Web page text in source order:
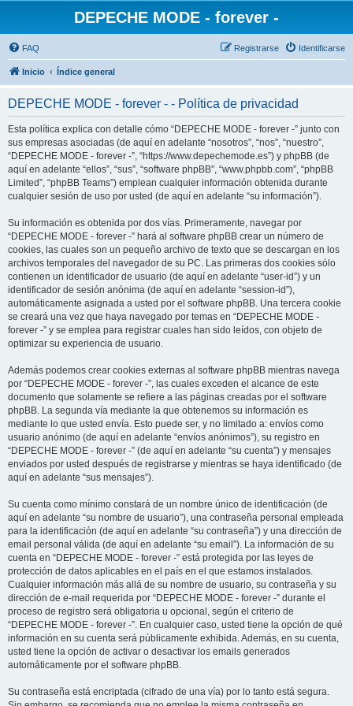
DEPECHE MODE - forever -
FAQ Identificarse
Registrarse
Inicio Índice general
DEPECHE MODE - forever - - Política de privacidad
Esta política explica con detalle cómo “DEPECHE MODE - forever -” junto con
sus empresas asociadas (de aquí en adelante “nosotros”, “nos”, “nuestro”,
“DEPECHE MODE - forever -”, “https://www.depechemode.es”) y phpBB (de
aquí en adelante “ellos”, “sus”, “software phpBB”, “www.phpbb.com”, “phpBB
Limited”, “phpBB Teams”) emplean cualquier información obtenida durante
cualquier sesión de uso por usted (de aquí en adelante “su información”).
Su información es obtenida por dos vías. Primeramente, navegar por
“DEPECHE MODE - forever -” hará al software phpBB crear un número de
cookies, las cuales son un pequeño archivo de texto que se descargan en los
archivos temporales del navegador de su PC. Las primeras dos cookies sólo
contienen un identificador de usuario (de aquí en adelante “user-id”) y un
identificador de sesión anónima (de aquí en adelante “session-id”),
automáticamente asignada a usted por el software phpBB. Una tercera cookie
se creará una vez que haya navegado por temas en “DEPECHE MODE -
forever -” y se emplea para registrar cuales han sido leídos, con objeto de
optimizar su experiencia de usuario.
Además podemos crear cookies externas al software phpBB mientras navega
por “DEPECHE MODE - forever -”, las cuales exceden el alcance de este
documento que solamente se refiere a las páginas creadas por el software
phpBB. La segunda vía mediante la que obtenemos su información es
mediante lo que usted envía. Esto puede ser, y no limitado a: envíos como
usuario anónimo (de aquí en adelante “envíos anónimos”), su registro en
“DEPECHE MODE - forever -” (de aquí en adelante “su cuenta”) y mensajes
enviados por usted después de registrarse y mientras se haya identificado (de
aquí en adelante “sus mensajes”).
Su cuenta como mínimo constará de un nombre único de identificación (de
aquí en adelante “su nombre de usuario”), una contraseña personal empleada
para la identificación (de aquí en adelante “su contraseña”) y una dirección de
email personal válida (de aquí en adelante “su email”). La información de su
cuenta en “DEPECHE MODE - forever -” está protegida por las leyes de
protección de datos aplicables en el país en el que estamos instalados.
Cualquier información más allá de su nombre de usuario, su contraseña y su
dirección de e-mail requerida por “DEPECHE MODE - forever -” durante el
proceso de registro será obligatoria u opcional, según el criterio de
“DEPECHE MODE - forever -”. En cualquier caso, usted tiene la opción de qué
información en su cuenta será públicamente exhibida. Además, en su cuenta,
usted tiene la opción de activar o desactivar los emails generados
automáticamente por el software phpBB.
Su contraseña está encriptada (cifrado de una vía) por lo tanto está segura.